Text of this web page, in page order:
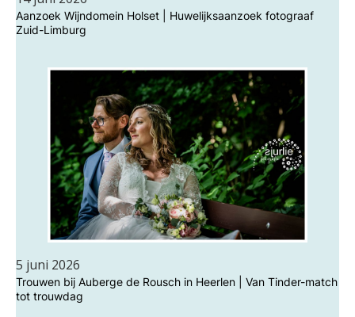
Aanzoek Wijndomein Holset | Huwelijksaanzoek fotograaf
Zuid-Limburg
5 juni 2026
Trouwen bij Auberge de Rousch in Heerlen | Van Tinder-match
tot trouwdag